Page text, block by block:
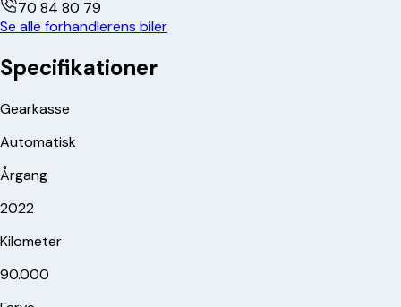
70 84 80 79
Se alle forhandlerens biler
Specifikationer
Gearkasse
Automatisk
Årgang
2022
Kilometer
90.000